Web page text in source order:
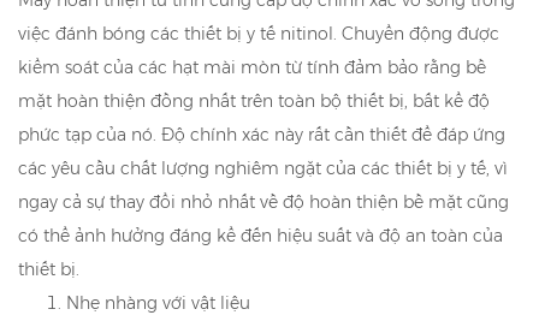
việc đánh bóng các thiết bị y tế nitinol. Chuyển động được
kiểm soát của các hạt mài mòn từ tính đảm bảo rằng bề
mặt hoàn thiện đồng nhất trên toàn bộ thiết bị, bất kể độ
phức tạp của nó. Độ chính xác này rất cần thiết để đáp ứng
các yêu cầu chất lượng nghiêm ngặt của các thiết bị y tế, vì
ngay cả sự thay đổi nhỏ nhất về độ hoàn thiện bề mặt cũng
có thể ảnh hưởng đáng kể đến hiệu suất và độ an toàn của
thiết bị.
Nhẹ nhàng với vật liệu